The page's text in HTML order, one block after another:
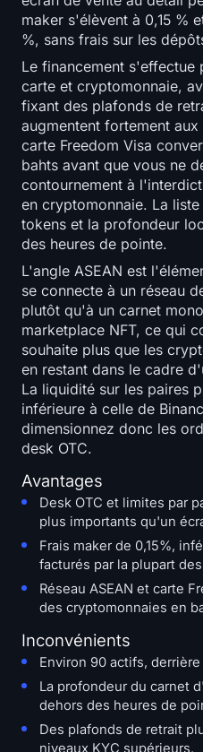
maker s'élèvent à 0,15 %
%, sans frais sur les
Le financement s'effectue
carte et cryptomonnaie,
fixant des plafonds de
augmentent fortement
carte Freedom Visa
bahts avant que vous ne
contournement à
en cryptomonnaie. La
tokens et la profondeur
des heures de pointe.
L'angle ASEAN est
se connecte à un réseau
plutôt qu'à un carnet
marketplace NFT, ce qui
souhaite plus que les
en restant dans le cadre
La liquidité sur les paires
inférieure à celle de
dimensionnez donc les
desk OTC.
Avantages
Desk OTC et limites par
plus importants qu'un
Frais maker de 0,15%,
facturés par la plupart
Réseau ASEAN et carte
des cryptomonnaies en
Inconvénients
Environ 90 actifs,
La profondeur du carnet
dehors des heures de
Des plafonds de retrait
niveaux KYC supérieurs.